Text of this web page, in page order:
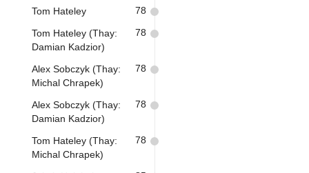
Tom Hateley 78
Tom Hateley (Thay:
Damian Kadzior)
78
Alex Sobczyk (Thay:
Michal Chrapek)
78
Alex Sobczyk (Thay:
Damian Kadzior)
78
Tom Hateley (Thay:
Michal Chrapek)
78